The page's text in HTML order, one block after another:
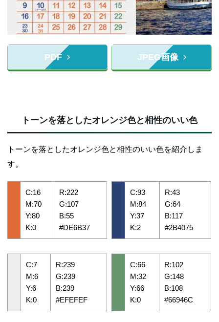
PDF JPEG画像
トーンを落としたオレンジ色と相性のいい色
トーンを落としたオレンジ色と相性のいい色を紹介しま
す。
C:16
M:70
Y:80
K:0
R:222
G:107
B:55
#DE6B37
C:93
M:84
Y:37
K:2
R:43
G:64
B:117
#2B4075
C:7
M:6
Y:6
K:0
R:239
G:239
B:239
#EFEFEF
C:66
M:32
Y:66
K:0
R:102
G:148
B:108
#66946C